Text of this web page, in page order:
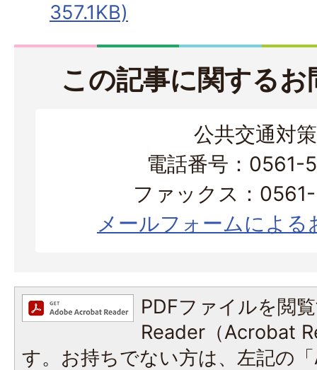
357.1KB)
この記事に関する
公共交通対
電話番号：0561-
ファックス：
メールフォームによる
PDFファイルを閲
Reader（Acrobat
す。お持ちでない方は、左記の